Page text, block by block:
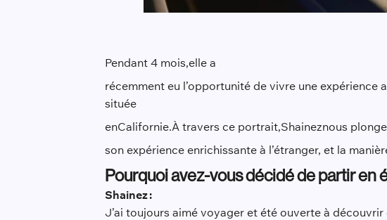
Pendant 4 mois,elle a
récemment eu l’opportunité de vivre une
située
enCalifornie.À travers ce portrait,Shaineznous
son expérience enrichissante à l’étranger, et la
Pourquoi avez-vous décidé de partir en
Shainez :
J’ai toujours aimé voyager et été ouverte à